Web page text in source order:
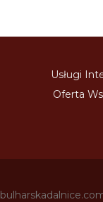
Usługi
Oferta